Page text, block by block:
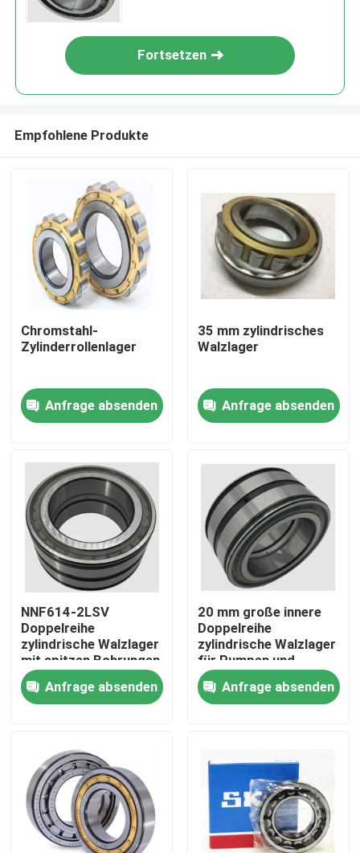
Zu Hause
Über uns
Werksbesichtigung
Qualitätskontrolle
Neuigkeiten
Rechtssachen
Zylinderrollenlager
Selbstübereinstimmende Rollenlager
Fortsetzen
Empfohlene Produkte
Chromstahl-
Zylinderrollenlager
Anfrage absenden
35 mm zylindrisches
Walzlager
Anfrage absenden
NNF614-2LSV
Doppelreihe
zylindrische Walzlager
mit spitzen Bohrungen
für
Lebensmittelverarbeitungsmaschinen
Anfrage absenden
20 mm große innere
Doppelreihe
zylindrische Walzlager
für Pumpen und
Kompressoren
Anfrage absenden